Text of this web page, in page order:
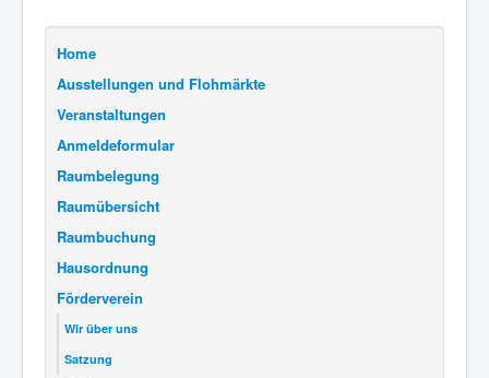
Home
Ausstellungen und Flohmärkte
Veranstaltungen
Anmeldeformular
Raumbelegung
Raumübersicht
Raumbuchung
Hausordnung
Förderverein
Wir über uns
Satzung